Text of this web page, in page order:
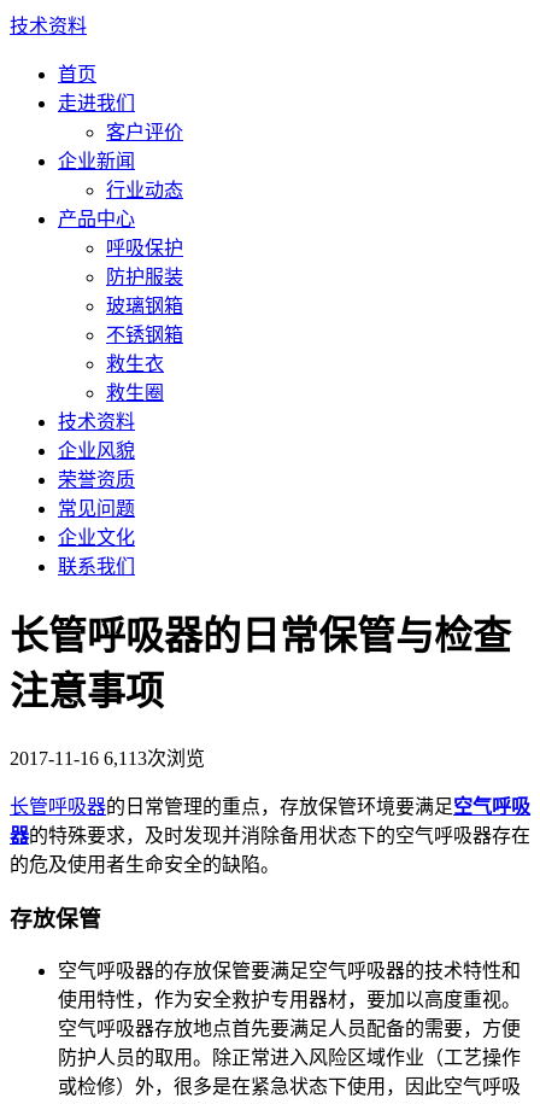
技术资料
首页
走进我们
客户评价
企业新闻
行业动态
产品中心
呼吸保护
防护服装
玻璃钢箱
不锈钢箱
救生衣
救生圈
技术资料
企业风貌
荣誉资质
常见问题
企业文化
联系我们
长管呼吸器的日常保管与检查
注意事项
2017-11-16 6,113次浏览
长管呼吸器的日常管理的重点，存放保管环境要满足空气呼吸
器的特殊要求，及时发现并消除备用状态下的空气呼吸器存在
的危及使用者生命安全的缺陷。
存放保管
空气呼吸器的存放保管要满足空气呼吸器的技术特性和
使用特性，作为安全救护专用器材，要加以高度重视。
空气呼吸器存放地点首先要满足人员配备的需要，方便
防护人员的取用。除正常进入风险区域作业（工艺操作
或检修）外，很多是在紧急状态下使用，因此空气呼吸